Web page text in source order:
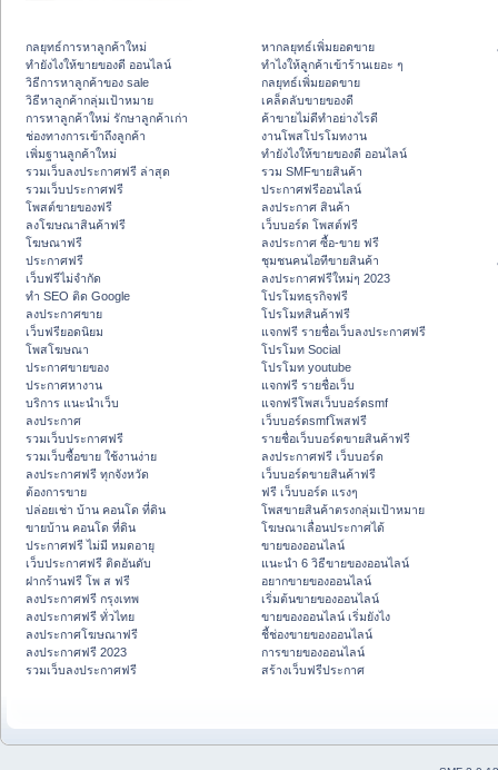
กลยุทธ์การหาลูกค้าใหม่
ทํายังไงให้ขายของดี ออนไลน์
วิธีการหาลูกค้าของ sale
วิธีหาลูกค้ากลุ่มเป้าหมาย
การหาลูกค้าใหม่ รักษาลูกค้าเก่า
ช่องทางการเข้าถึงลูกค้า
เพิ่มฐานลูกค้าใหม่
รวมเว็บลงประกาศฟรี ล่าสุด
รวมเว็บประกาศฟรี
โพสต์ขายของฟรี
ลงโฆษณาสินค้าฟรี
โฆษณาฟรี
ประกาศฟรี
เว็บฟรีไม่จำกัด
ทำ SEO ติด Google
ลงประกาศขาย
เว็บฟรียอดนิยม
โพสโฆษณา
ประกาศขายของ
ประกาศหางาน
บริการ แนะนำเว็บ
ลงประกาศ
รวมเว็บประกาศฟรี
รวมเว็บซื้อขาย ใช้งานง่าย
ลงประกาศฟรี ทุกจังหวัด
ต้องการขาย
ปล่อยเช่า บ้าน คอนโด ที่ดิน
ขายบ้าน คอนโด ที่ดิน
ประกาศฟรี ไม่มี หมดอายุ
เว็บประกาศฟรี ติดอันดับ
ฝากร้านฟรี โพ ส ฟรี
ลงประกาศฟรี กรุงเทพ
ลงประกาศฟรี ทั่วไทย
ลงประกาศโฆษณาฟรี
ลงประกาศฟรี 2023
รวมเว็บลงประกาศฟรี
หากลยุทธ์เพิ่มยอดขาย
ทําไงให้ลูกค้าเข้าร้านเยอะ ๆ
กลยุทธ์เพิ่มยอดขาย
เคล็ดลับขายของดี
ค้าขายไม่ดีทำอย่างไรดี
งานโพสโปรโมทงาน
ทํายังไงให้ขายของดี ออนไลน์
รวม SMFขายสินค้า
ประกาศฟรีออนไลน์
ลงประกาศ สินค้า
เว็บบอร์ด โพสต์ฟรี
ลงประกาศ ซื้อ-ขาย ฟรี
ชุมชนคนไอทีขายสินค้า
ลงประกาศฟรีใหม่ๆ 2023
โปรโมทธุรกิจฟรี
โปรโมทสินค้าฟรี
แจกฟรี รายชื่อเว็บลงประกาศฟรี
โปรโมท Social
โปรโมท youtube
แจกฟรี รายชื่อเว็บ
แจกฟรีโพสเว็บบอร์ดsmf
เว็บบอร์ดsmfโพสฟรี
รายชื่อเว็บบอร์ดขายสินค้าฟรี
ลงประกาศฟรี เว็บบอร์ด
เว็บบอร์ดขายสินค้าฟรี
ฟรี เว็บบอร์ด แรงๆ
โพสขายสินค้าตรงกลุ่มเป้าหมาย
โฆษณาเลื่อนประกาศได้
ขายของออนไลน์
แนะนำ 6 วิธีขายของออนไลน์
อยากขายของออนไลน์
เริ่มต้นขายของออนไลน์
ขายของออนไลน์ เริ่มยังไง
ชี้ช่องขายของออนไลน์
การขายของออนไลน์
สร้างเว็บฟรีประกาศ